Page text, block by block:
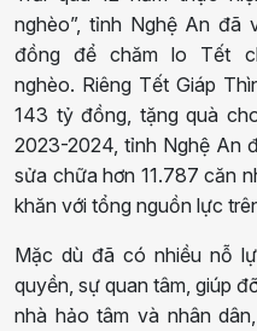
nghèo”, tỉnh Nghệ An
đồng để chăm lo Tết
nghèo. Riêng Tết Giáp
143 tỷ đồng, tặng quà
2023-2024, tỉnh Nghệ An
sửa chữa hơn 11.787 căn
khăn với tổng nguồn lực
Mặc dù đã có nhiều nỗ
quyền, sự quan tâm, giúp
nhà hảo tâm và nhân